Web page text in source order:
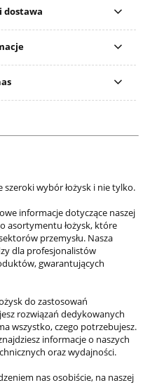
dostawa
szeroki wybór łożysk i nie tylko.
informacje dotyczące naszej
asortymentu łożysk, które
przemysłu. Nasza
dla profesjonalistów
gwarantujących
do zastosowań
rozwiązań dedykowanych
wszystko, czego potrzebujesz.
informacje o naszych
oraz wydajności.
nas osobiście, na naszej